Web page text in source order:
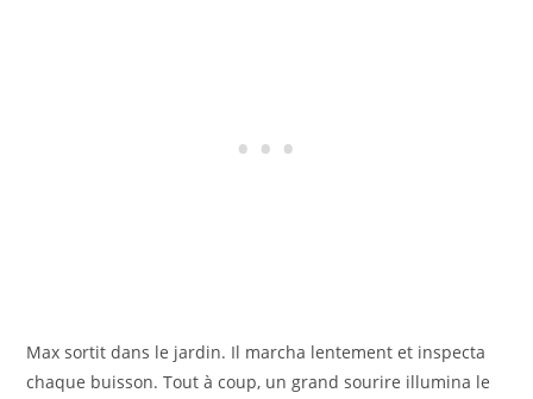
Max sortit dans le jardin. Il marcha lentement et inspecta
chaque buisson. Tout à coup, un grand sourire illumina le